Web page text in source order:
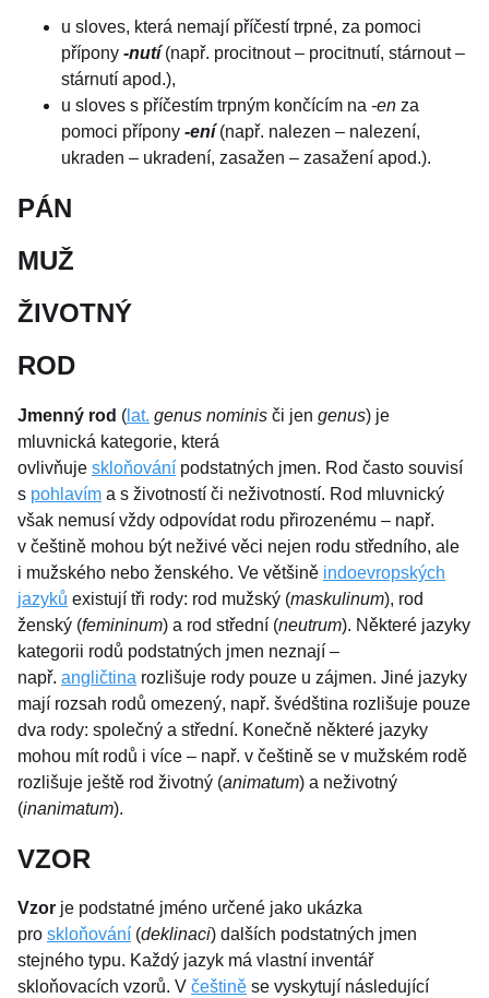
u sloves, která nemají příčestí trpné, za pomoci
přípony -nutí(např. procitnout – procitnutí, stárnout –
stárnutí apod.),
u sloves s příčestím trpným končícím na -en za
pomoci přípony -ení(např. nalezen – nalezení,
ukraden – ukradení, zasažen – zasažení apod.).
PÁN
MUŽ
ŽIVOTNÝ
ROD
Jmenný rod ( lat. genus nominis či jen genus) je
mluvnická kategorie, která
ovlivňuje skloňování podstatných jmen. Rod často souvisí
s pohlavím a s životností či neživotností. Rod mluvnický
však nemusí vždy odpovídat rodu přirozenému – např.
v češtině mohou být neživé věci nejen rodu středního, ale
i mužského nebo ženského. Ve většině indoevropských
jazyků existují tři rody: rod mužský (maskulinum), rod
ženský (femininum) a rod střední (neutrum). Některé jazyky
kategorii rodů podstatných jmen neznají –
např. angličtina rozlišuje rody pouze u zájmen. Jiné jazyky
mají rozsah rodů omezený, např. švédština rozlišuje pouze
dva rody: společný a střední. Konečně některé jazyky
mohou mít rodů i více – např. v češtině se v mužském rodě
rozlišuje ještě rod životný (animatum) a neživotný
(inanimatum).
VZOR
Vzor je podstatné jméno určené jako ukázka
pro skloňování (deklinaci) dalších podstatných jmen
stejného typu. Každý jazyk má vlastní inventář
skloňovacích vzorů. V češtině se vyskytují následující